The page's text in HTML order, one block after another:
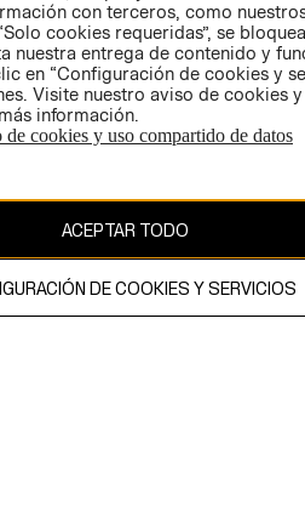
está protegido por copyright y es
con terceros, como
cookies requeridas”, se
nuestra entrega de contenido y
en “Configuración de cookies y
Visite nuestro aviso de cookies
información.
de cookies y uso compartido de datos
ACEPTAR TODO
DE COOKIES Y SERVICIOS